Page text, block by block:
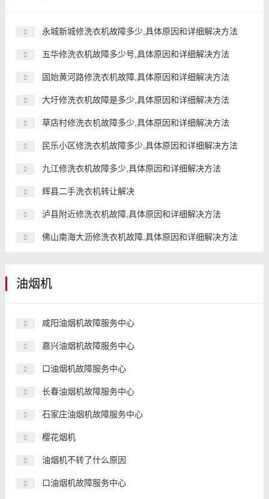
永城新城修洗衣机故障多少,具体原因和详细解决方法
五华修洗衣机故障多少号,具体原因和详细解决方法
固始黄河路修洗衣机故障,具体原因和详细解决方法
大圩修洗衣机故障是多少,具体原因和详细解决方法
草店村修洗衣机故障多少,具体原因和详细解决方法
民乐小区修洗衣机故障多少,具体原因和详细解决方法
九江修洗衣机故障多少,具体原因和详细解决方法
辉县二手洗衣机转让解决
泸县附近修洗衣机故障,具体原因和详细解决方法
佛山南海大沥修洗衣机故障,具体原因和详细解决方法
油烟机
咸阳油烟机故障服务中心
嘉兴油烟机故障服务中心
口油烟机故障服务中心
长春油烟机故障服务中心
石家庄油烟机故障服务中心
樱花烟机
油烟机不转了什么原因
口油烟机故障服务中心